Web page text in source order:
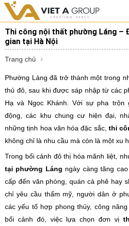
Thi công nội thất phường Láng –
gian tại Hà Nội
Trang chủ
Phường Láng đã trở thành một trong
thủ đô, sau khi được sáp nhập từ các
Hạ và Ngọc Khánh. Với sự pha trộn
động, các khu chung cư hiện đại,
những tịnh hoa văn hóa đặc sắc, thi
không chỉ là nhu cầu mà còn là một xu
Trong bối cảnh đô thị hóa mãnh liệt,
tại phường Láng ngày càng tăng
cấp đến văn phòng, quán cà phê hay
chỉ yêu cầu thẩm mỹ, người dân ở
các yếu tố hợp phong thủy, công
bối cảnh đó, việc lựa chọn đơn vị